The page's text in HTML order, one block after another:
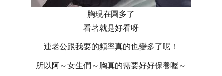
胸現在圓多了
看著就是好看呀
連老公跟我要的頻率真的也變多了呢！
所以阿～女生們～胸真的需要好好保養喔～